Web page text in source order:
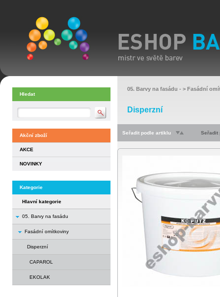
Hledat
Akční zboží
AKCE
NOVINKY
Kategorie
Hlavní kategorie
05. Barvy na fasádu
Fasádní omítkoviny
Disperzní
CAPAROL
EKOLAK
05. Barvy na fasádu - > Fasádní
Disperzní
Seřadit podle artiklu Seřadit